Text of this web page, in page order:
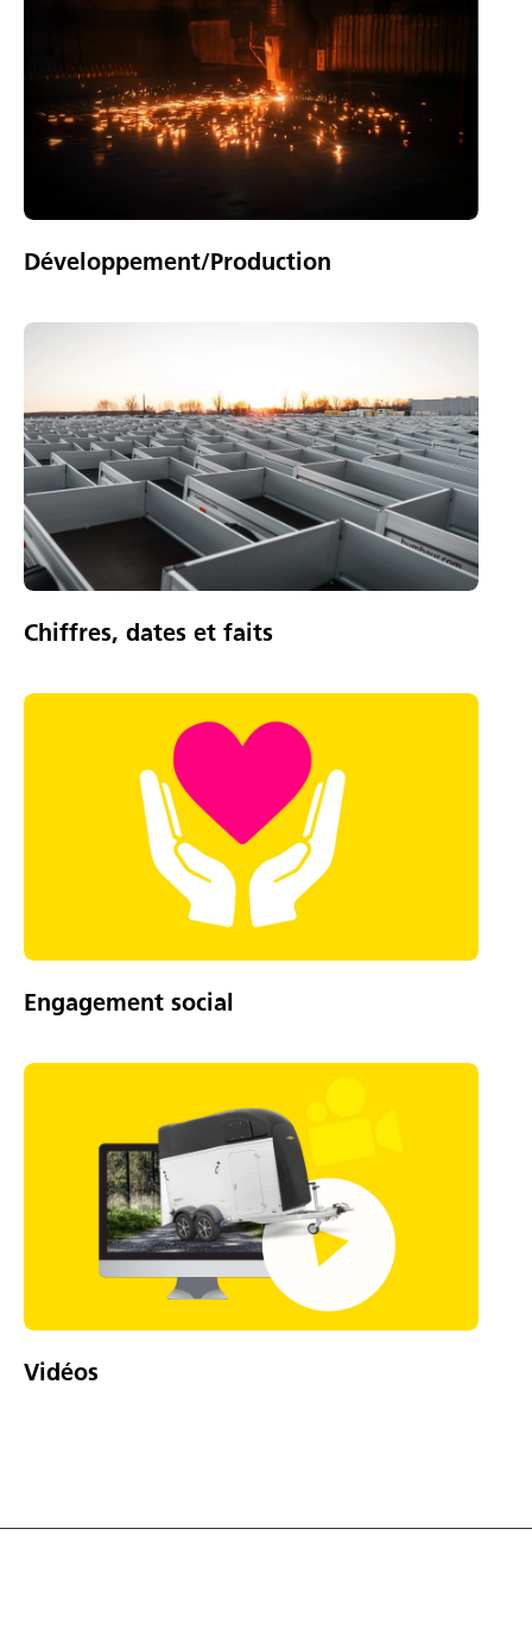
Développement/Production
Chiffres, dates et faits
Engagement social
Vidéos